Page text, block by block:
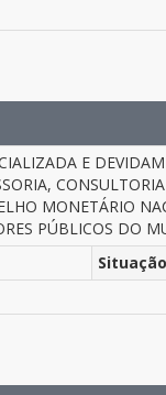
E
MONETÁRIO
PÚBLICOS DO